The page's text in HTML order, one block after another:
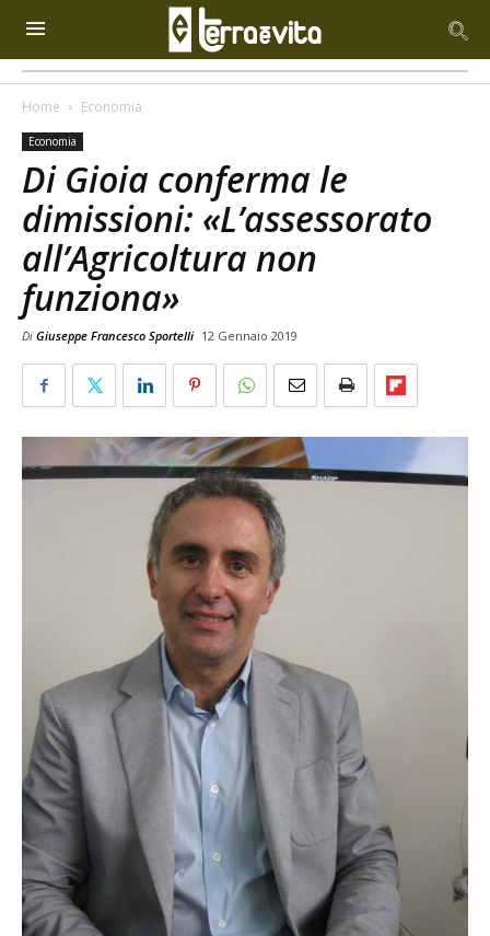
Home Economia
Economia
Di Gioia conferma le
dimissioni: «L’assessorato
all’Agricoltura non
funziona»
Di Giuseppe Francesco Sportelli 12 Gennaio 2019